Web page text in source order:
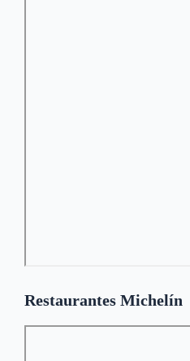
Restaurantes Michelín